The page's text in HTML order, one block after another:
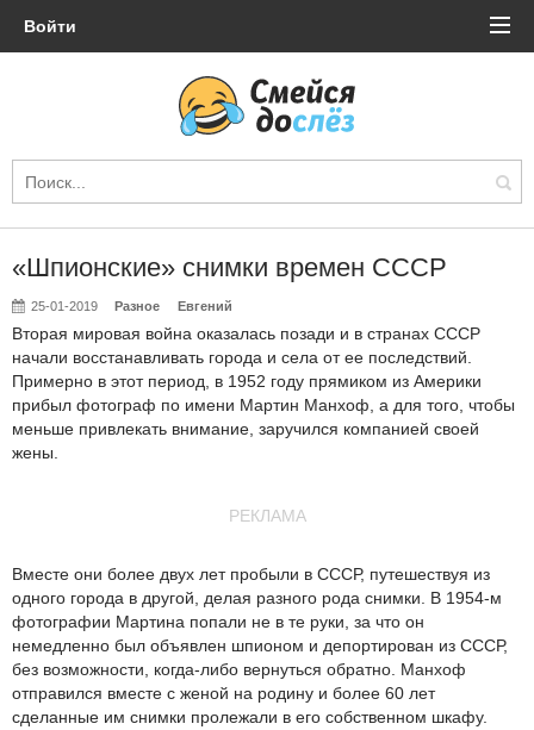
Войти
«Шпионские» снимки времен СССР
25-01-2019 Разное Евгений
Вторая мировая война оказалась позади и в странах СССР
начали восстанавливать города и села от ее последствий.
Примерно в этот период, в 1952 году прямиком из Америки
прибыл фотограф по имени Мартин Манхоф, а для того, чтобы
меньше привлекать внимание, заручился компанией своей
жены.
РЕКЛАМА
Вместе они более двух лет пробыли в СССР, путешествуя из
одного города в другой, делая разного рода снимки. В 1954-м
фотографии Мартина попали не в те руки, за что он
немедленно был объявлен шпионом и депортирован из СССР,
без возможности, когда-либо вернуться обратно. Манхоф
отправился вместе с женой на родину и более 60 лет
сделанные им снимки пролежали в его собственном шкафу.